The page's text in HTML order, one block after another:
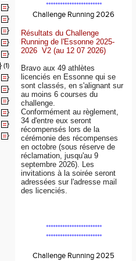
(1)
************************
Challenge Running 2026
Résultats du Challenge
Running de l'Essonne 2025-
2026 V2 (au 12 07 2026)
Bravo aux 49 athlètes
licenciés en Essonne qui se
sont classés, en s'alignant sur
au moins 6 courses du
challenge.
Conformément au règlement,
34 d'entre eux seront
récompensés lors de la
cérémonie des récompenses
en octobre (sous réserve de
réclamation, jusqu'au 9
septembre 2026). Les
invitations à la soirée seront
adressées sur l'adresse mail
des licenciés.
************************
************************
Challenge Running 2025